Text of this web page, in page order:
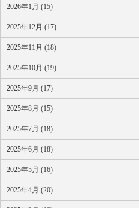
2026年1月 (15)
2025年12月 (17)
2025年11月 (18)
2025年10月 (19)
2025年9月 (17)
2025年8月 (15)
2025年7月 (18)
2025年6月 (18)
2025年5月 (16)
2025年4月 (20)